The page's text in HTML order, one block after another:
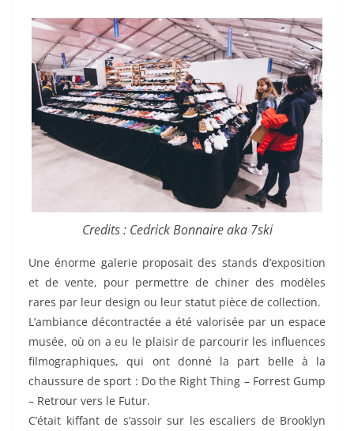
Credits : Cedrick Bonnaire aka 7ski
Une énorme galerie proposait des stands d’exposition
et de vente, pour permettre de chiner des modèles
rares par leur design ou leur statut pièce de collection.
L’ambiance décontractée a été valorisée par un espace
musée, où on a eu le plaisir de parcourir les influences
filmographiques, qui ont donné la part belle à la
chaussure de sport : Do the Right Thing – Forrest Gump
– Retrour vers le Futur.
C’était kiffant de s’assoir sur les escaliers de Brooklyn